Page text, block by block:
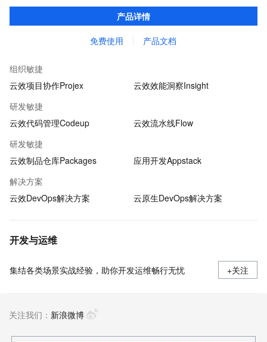
目管理中测试用例重复撰写、用例信息共享不易的问题，成为测试
产品详情
免费使用 产品文档
组织敏捷
云效项目协作Projex
云效效能洞察Insight
研发敏捷
云效代码管理Codeup
云效流水线Flow
研发敏捷
云效制品仓库Packages
应用开发Appstack
解决方案
云效DevOps解决方案
云原生DevOps解决方案
开发与运维
集结各类场景实战经验，助你开发运维畅行无忧 +关注
关注我们： 新浪微博